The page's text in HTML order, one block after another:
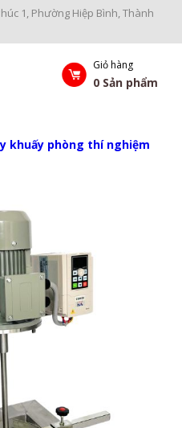
1, Phường Hiệp Bình, Thành
Giỏ hàng
0 Sản phẩm
khuấy phòng thí nghiệm